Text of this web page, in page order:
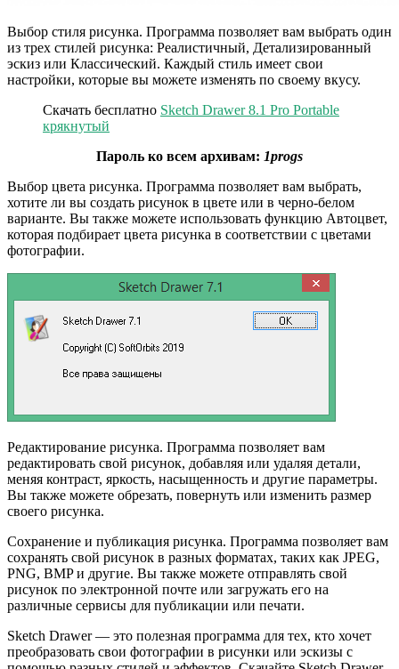
Выбор стиля рисунка. Программа позволяет вам выбрать один
из трех стилей рисунка: Реалистичный, Детализированный
эскиз или Классический. Каждый стиль имеет свои
настройки, которые вы можете изменять по своему вкусу.
Скачать бесплатно Sketch Drawer 8.1 Pro Portable
крякнутый
Пароль ко всем архивам: 1progs
Выбор цвета рисунка. Программа позволяет вам выбрать,
хотите ли вы создать рисунок в цвете или в черно-белом
варианте. Вы также можете использовать функцию Автоцвет,
которая подбирает цвета рисунка в соответствии с цветами
фотографии.
Редактирование рисунка. Программа позволяет вам
редактировать свой рисунок, добавляя или удаляя детали,
меняя контраст, яркость, насыщенность и другие параметры.
Вы также можете обрезать, повернуть или изменить размер
своего рисунка.
Сохранение и публикация рисунка. Программа позволяет вам
сохранять свой рисунок в разных форматах, таких как JPEG,
PNG, BMP и другие. Вы также можете отправлять свой
рисунок по электронной почте или загружать его на
различные сервисы для публикации или печати.
Sketch Drawer — это полезная программа для тех, кто хочет
преобразовать свои фотографии в рисунки или эскизы с